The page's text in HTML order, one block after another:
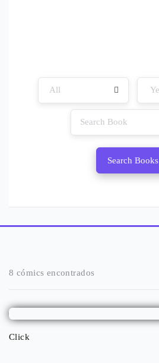
Search Books
8 cómics encontrados
Click